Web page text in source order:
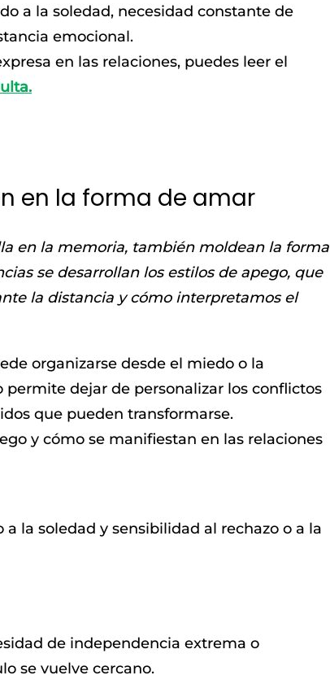
a la soledad, necesidad constante de
emocional.
en las relaciones, puedes leer el
en la forma de amar
en la memoria, también moldean la forma
se desarrollan los estilos de apego, que
la distancia y cómo interpretamos el
organizarse desde el miedo o la
dejar de personalizar los conflictos
que pueden transformarse.
y cómo se manifiestan en las relaciones
la soledad y sensibilidad al rechazo o a la
de independencia extrema o
se vuelve cercano.